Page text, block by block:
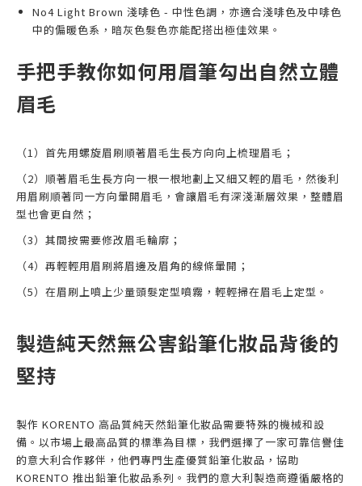
No4 Light Brown 淺啡色 - 中性色調，亦適合淺啡色及中啡色
中的偏暖色系，暗灰色髮色亦能配搭出極佳效果。
手把手教你如何用眉筆勾出自然立體
眉毛
（1）首先用螺旋眉刷順著眉毛生長方向向上梳理眉毛；
（2）順著眉毛生長方向一根一根地劃上又細又輕的眉毛，然後利
用眉刷順著同一方向暈開眉毛，會讓眉毛有深淺漸層效果，整體眉
型也會更自然；
（3）其間按需要修改眉毛輪廓；
（4）再輕輕用眉刷將眉邊及眉角的線條暈開；
（5）在眉刷上噴上少量頭髮定型噴霧，輕輕掃在眉毛上定型。
製造純天然無公害鉛筆化妝品背後的
堅持
製作 KORENTO 高品質純天然鉛筆化妝品需要特殊的機械和設
備。以市場上最高品質的標準為目標，我們選擇了一家可靠信譽佳
的意大利合作夥伴，他們專門生產優質鉛筆化妝品，協助
KORENTO 推出鉛筆化妝品系列。我們的意大利製造商遵循嚴格的